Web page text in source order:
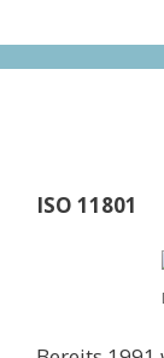
Inhalt
springen
ISO 11801